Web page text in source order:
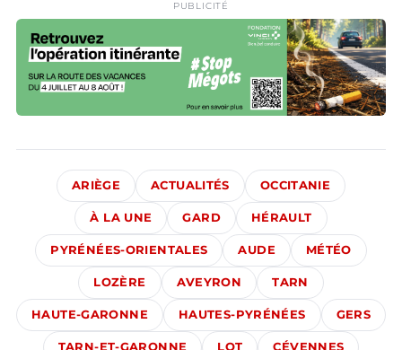
PUBLICITÉ
ARIÈGE ACTUALITÉS OCCITANIE
À LA UNE GARD HÉRAULT
PYRÉNÉES-ORIENTALES AUDE MÉTÉO
LOZÈRE AVEYRON TARN
HAUTE-GARONNE HAUTES-PYRÉNÉES GERS
TARN-ET-GARONNE LOT CÉVENNES